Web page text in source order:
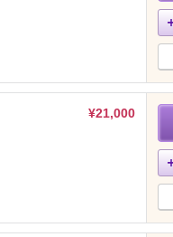
¥21,000